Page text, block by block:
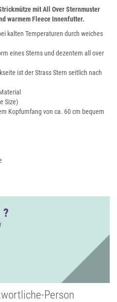
mit All Over Sternmuster
warmem Fleece Innenfutter.
kalten Temperaturen durch weiches
eines Sterns und dezentem all over
ist der Strass Stern seitlich nach
Size)
Kopfumfang von ca. 60 cm bequem
?
Person